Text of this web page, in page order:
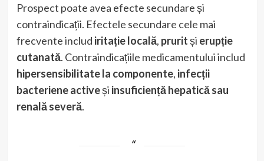
Prospect poate avea efecte secundare și
contraindicații. Efectele secundare cele mai
frecvente includ iritație locală, pruritși erupție
cutanată. Contraindicațiile medicamentului includ
hipersensibilitate la componente, infecții
bacteriene activeși insuficiență hepatică sau
renală severă.